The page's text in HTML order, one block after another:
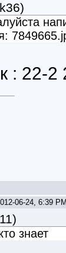
)
: 22-2
06-24, 6:39
)
знает